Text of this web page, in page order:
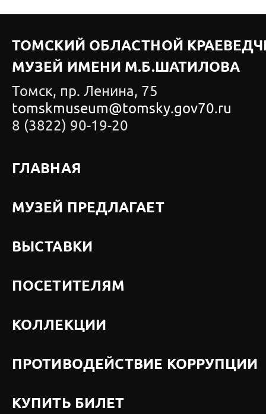
ТОМСКИЙ ОБЛАСТНОЙ
МУЗЕЙ ИМЕНИ М.Б.ШАТИЛОВА
Томск, пр. Ленина, 75
tomskmuseum@tomsky.gov70.ru
8 (3822) 90-19-20
ГЛАВНАЯ
МУЗЕЙ ПРЕДЛАГАЕТ
ВЫСТАВКИ
ПОСЕТИТЕЛЯМ
КОЛЛЕКЦИИ
ПРОТИВОДЕЙСТВИЕ КОРРУПЦИИ
КУПИТЬ БИЛЕТ